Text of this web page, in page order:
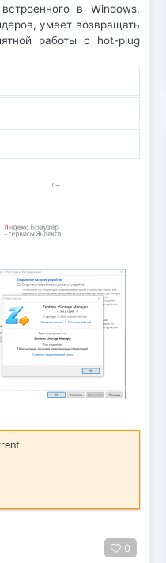
в Windows,
умеет возвращать
работы с hot-plug
0